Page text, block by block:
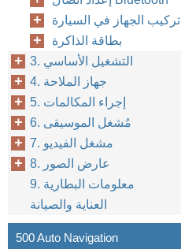
تركيب الجهاز في السيارة
بطاقة الذاكرة
3. التشغيل الأساسي
4. جهاز الملاحة
5. إجراء المكالمات
6. مُشغل الموسيقى
7. مشغل الفيديو
8. عارض الصور
9. معلومات البطارية
العناية والصيانة
500 Auto Navigation